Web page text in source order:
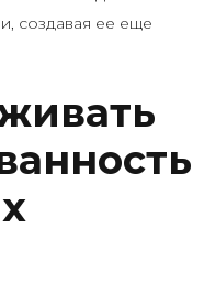
создавая ее еще